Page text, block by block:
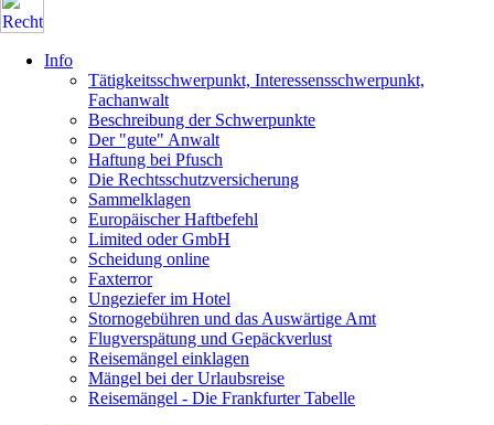
Info
Tätigkeitsschwerpunkt, Interessensschwerpunkt,
Fachanwalt
Beschreibung der Schwerpunkte
Der "gute" Anwalt
Haftung bei Pfusch
Die Rechtsschutzversicherung
Sammelklagen
Europäischer Haftbefehl
Limited oder GmbH
Scheidung online
Faxterror
Ungeziefer im Hotel
Stornogebühren und das Auswärtige Amt
Flugverspätung und Gepäckverlust
Reisemängel einklagen
Mängel bei der Urlaubsreise
Reisemängel - Die Frankfurter Tabelle